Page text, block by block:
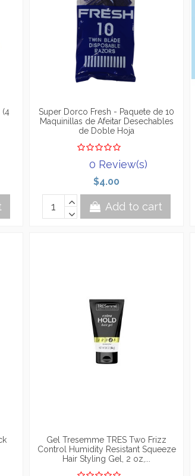
(4
Super Dorco Fresh - Paquete de 10
Maquinillas de Afeitar Desechables
de Doble Hoja
0 Review(s)
$4.00
Add to cart
Gel Tresemme TRES Two Frizz
Control Humidity Resistant Squeeze
Hair Styling Gel, 2 oz,...